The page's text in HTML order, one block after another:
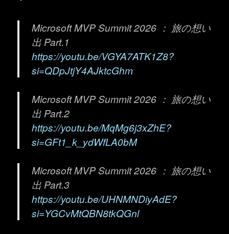
Microsoft MVP Summit 2026 ： 旅の想い
出 Part.1
https://youtu.be/VGYA7ATK1Z8?
si=QDpJtjY4AJktcGhm
Microsoft MVP Summit 2026 ： 旅の想い
出 Part.2
https://youtu.be/MqMg6j3xZhE?
si=GFt1_k_ydWfLA0bM
Microsoft MVP Summit 2026 ： 旅の想い
出 Part.3
https://youtu.be/UHNMNDiyAdE?
si=YGCvMtQBN8tkQGnl